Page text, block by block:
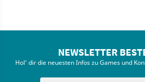
NEWSLETTER
Hol' dir die neuesten Infos zu Games und